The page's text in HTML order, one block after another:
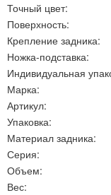
Точный цвет:
Поверхность:
Крепление задника:
Ножка-подставка:
Индивидуальная
Марка:
Артикул:
Упаковка:
Материал задника:
Серия:
Объем:
Вес: